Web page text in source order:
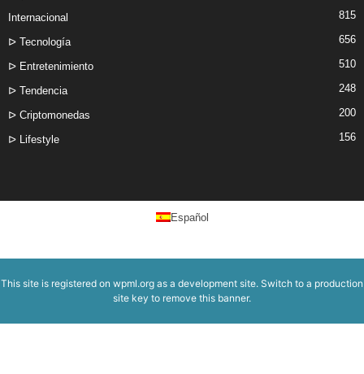
Internacional 815
ᐅ Tecnología 656
ᐅ Entretenimiento 510
ᐅ Tendencia 248
ᐅ Criptomonedas 200
ᐅ Lifestyle 156
Español
This site is registered on wpml.org as a development site. Switch to a production
site key to remove this banner.